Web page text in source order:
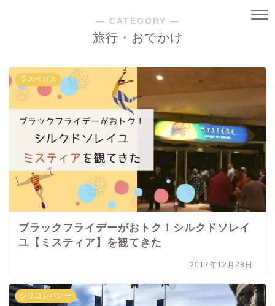
― CATEGORY ―
旅行・おでかけ
ラスベガス
ブラックフライデーがおトク！シルクドソレイ
ユ【ミスティア】を観てきた
2017年12月28日
シリコンバレー